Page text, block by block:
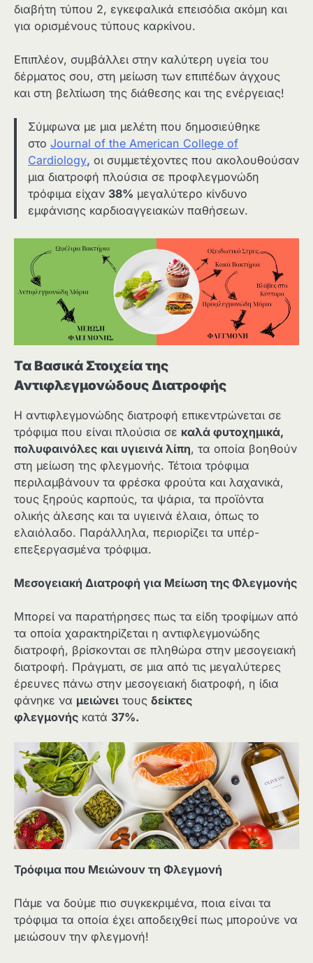
διαβήτη τύπου 2, εγκεφαλικά επεισόδια ακόμη και
για ορισμένους τύπους καρκίνου.
Επιπλέον, συμβάλλει στην καλύτερη υγεία του
δέρματος σου, στη μείωση των επιπέδων άγχους
και στη βελτίωση της διάθεσης και της ενέργειας!
Σύμφωνα με μια μελέτη που δημοσιεύθηκε
στο Journal of the American College of
Cardiology, οι συμμετέχοντες που ακολουθούσαν
μια διατροφή πλούσια σε προφλεγμονώδη
τρόφιμα είχαν 38% μεγαλύτερο κίνδυνο
εμφάνισης καρδιοαγγειακών παθήσεων.
Τα Βασικά Στοιχεία της
Αντιφλεγμονώδους Διατροφής
Η αντιφλεγμονώδης διατροφή επικεντρώνεται σε
τρόφιμα που είναι πλούσια σε καλά φυτοχημικά,
πολυφαινόλες και υγιεινά λίπη, τα οποία βοηθούν
στη μείωση της φλεγμονής. Τέτοια τρόφιμα
περιλαμβάνουν τα φρέσκα φρούτα και λαχανικά,
τους ξηρούς καρπούς, τα ψάρια, τα προϊόντα
ολικής άλεσης και τα υγιεινά έλαια, όπως το
ελαιόλαδο. Παράλληλα, περιορίζει τα υπέρ-
επεξεργασμένα τρόφιμα.
Μεσογειακή Διατροφή για Μείωση της Φλεγμονής
Μπορεί να παρατήρησες πως τα είδη τροφίμων από
τα οποία χαρακτηρίζεται η αντιφλεγμονώδης
διατροφή, βρίσκονται σε πληθώρα στην μεσογειακή
διατροφή. Πράγματι, σε μια από τις μεγαλύτερες
έρευνες πάνω στην μεσογειακή διατροφή, η ίδια
φάνηκε να μειώνει τους δείκτες
φλεγμονής κατά 37%.
Τρόφιμα που Μειώνουν τη Φλεγμονή
Πάμε να δούμε πιο συγκεκριμένα, ποια είναι τα
τρόφιμα τα οποία έχει αποδειχθεί πως μπορούνε να
μειώσουν την φλεγμονή!